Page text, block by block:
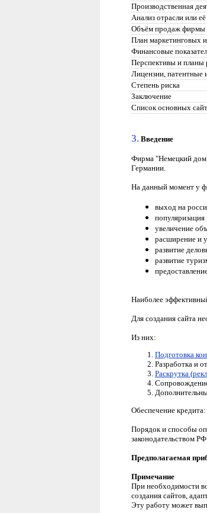
Производственная
Анализ отрасли или
Объём продаж фирмы
План маркетинговых
Финансовые
Перспективы и планы
Лицензии, патентные
Степень риска
Заключение
Список основных
3. Введение
Фирма "Немецкий дом"
Германии.
На данный момент у
выход на
увеличение
расширение и
развитие
развитие
Наиболее
Для создания сайта
Из них:
Подготовка
Разработка и
Раскрутка
Обеспечение
Порядок и способы
законодательством РФ.
Предполагаемая
Примечание
При необходимости
создания сайтов,
Эту работу может